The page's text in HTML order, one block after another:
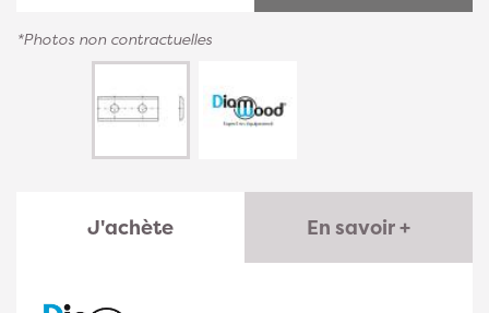
*Photos non contractuelles
J'achète En savoir +